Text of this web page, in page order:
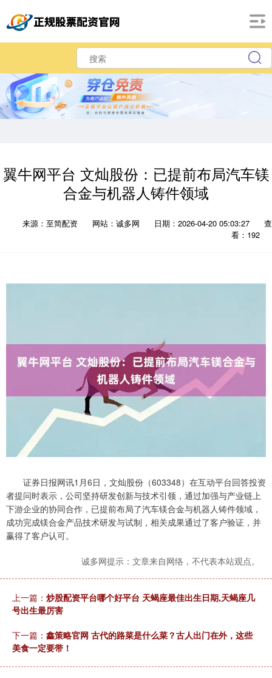
翼牛网平台 文灿股份：已提前布局汽车镁
合金与机器人铸件领域
来源：至简配资 网站：诚多网 日期：2026-04-20 05:03:27
查
看：192
证券日报网讯1月6日，文灿股份（603348）在互动平台回答投资
者提问时表示，公司坚持研发创新与技术引领，通过加强与产业链上
下游企业的协同合作，已提前布局了汽车镁合金与机器人铸件领域，
成功完成镁合金产品技术研发与试制，相关成果通过了客户验证，并
赢得了客户认可。
诚多网提示：文章来自网络，不代表本站观点。
上一篇： 炒股配资平台哪个好平台 天蝎座最佳出生日期,天蝎座几
号出生最厉害
下一篇： 鑫策略官网 古代的路菜是什么菜？古人出门在外，这些
美食一定要带！